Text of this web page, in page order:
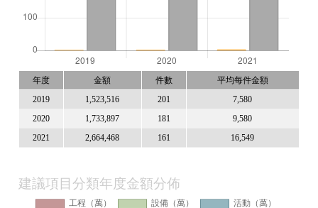
年度 金額 件數 平均每件金額
2019 1,523,516 201 7,580
2020 1,733,897 181 9,580
2021 2,664,468 161 16,549
建議項目分類年度金額分佈